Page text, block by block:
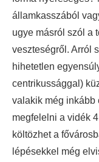
államkasszából
ugye másról szól a
veszteségről. Arról
hihetetlen
centrikussággal)
valakik még inkább
megfelelni a vidék
költözhet a
lépésekkel még